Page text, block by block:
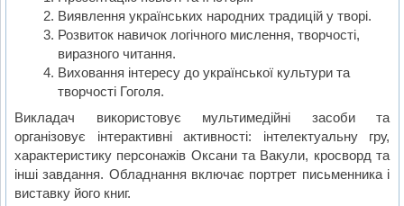
Виявлення українських народних традицій у творі.
Розвиток навичок логічного мислення, творчості,
виразного читання.
Виховання інтересу до української культури та
творчості Гоголя.
Викладач використовує мультимедійні засоби та
організовує інтерактивні активності: інтелектуальну гру,
характеристику персонажів Оксани та Вакули, кросворд та
інші завдання. Обладнання включає портрет письменника і
виставку його книг.